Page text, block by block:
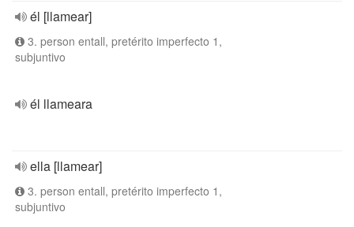
él [llamear]
3. person entall, pretérito imperfecto 1,
subjuntivo
él llameara
ella [llamear]
3. person entall, pretérito imperfecto 1,
subjuntivo